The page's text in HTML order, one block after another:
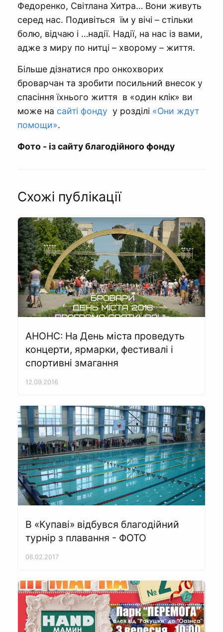
Федоренко, Світлана Хитра… Вони живуть
серед нас. Подивіться їм у вічі – стільки
болю, відчаю і …надії. Надії, на нас із вами,
адже з миру по нитці – хворому – життя.
Більше дізнатися про онкохворих
броварчан та зробити посильний внесок у
спасіння їхнього життя в «один клік» ви
може на сайті фонду у розділі «Они ждут
помощи».
Фото - із сайту благодійного фонду
Схожі публікації
АНОНС: На День міста проведуть
концерти, ярмарки, фестивалі і
спортивні змагання
12.09.2016
В «Купаві» відбувся благодійний
турнір з плавання - ФОТО
06.02.2017